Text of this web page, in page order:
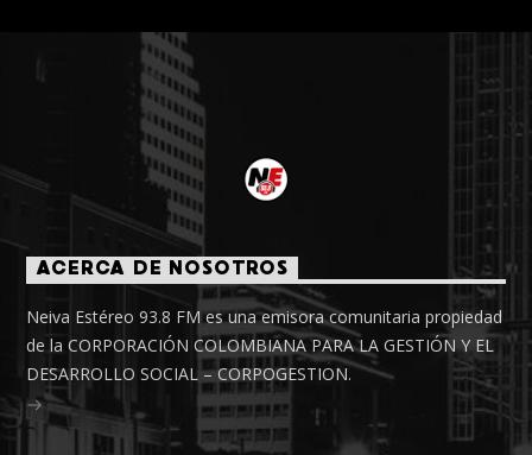
ACERCA DE NOSOTROS
Neiva Estéreo 93.8 FM es una emisora comunitaria propiedad
de la CORPORACIÓN COLOMBIANA PARA LA GESTIÓN Y EL
DESARROLLO SOCIAL – CORPOGESTION.